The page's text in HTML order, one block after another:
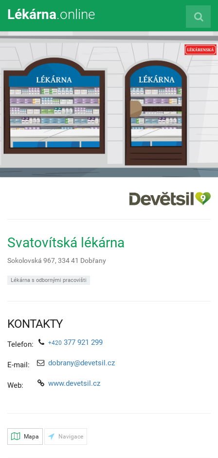
Lékárna.online
Svatovítská lékárna
Sokolovská 967, 334 41 Dobřany
Lékárna s odbornými pracovišti
KONTAKTY
Telefon: +420 377 921 299
E-mail: dobrany@devetsil.cz
Web: www.devetsil.cz
Mapa Navigace